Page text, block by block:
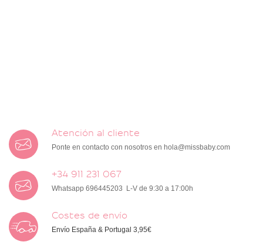
Atención al cliente
Ponte en contacto con nosotros en hola@missbaby.com
+34 911 231 067
Whatsapp 696445203 L-V de 9:30 a 17:00h
Costes de envío
Envío España & Portugal 3,95€